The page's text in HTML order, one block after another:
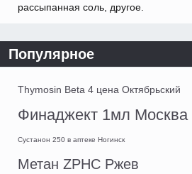
рассыпанная соль, другое.
Популярное
Thymosin Beta 4 цена Октябрьский
Финаджект 1мл Москва
Сустанон 250 в аптеке Ногинск
Метан ZPHC Ржев